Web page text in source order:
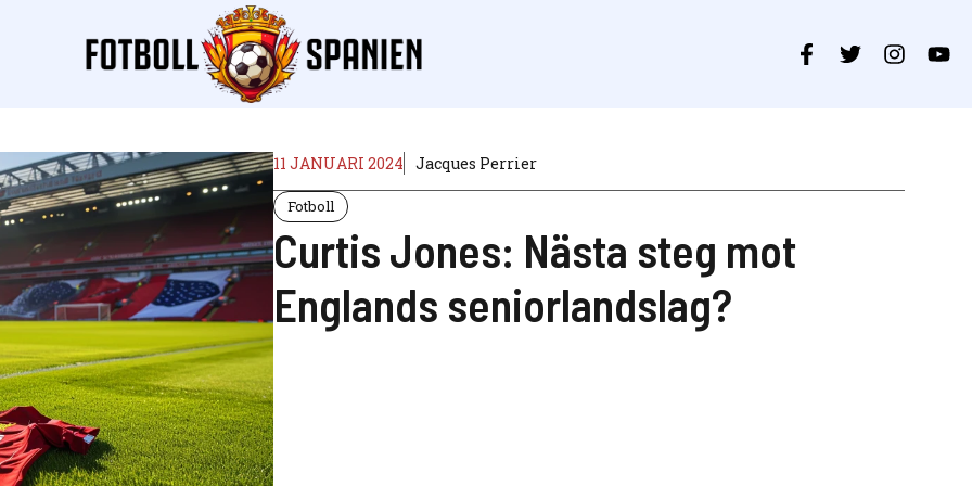
11 JANUARI 2024 Jacques Perrier
Fotboll
Curtis Jones: Nästa steg mot
Englands seniorlandslag?